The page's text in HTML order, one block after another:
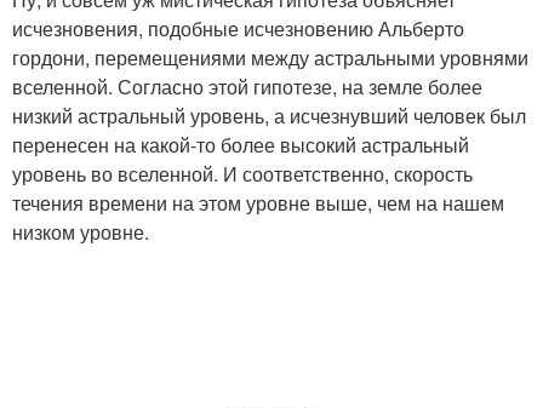
исчезновения, подобные исчезновению Альберто
гордони, перемещениями между астральными уровнями
вселенной. Согласно этой гипотезе, на земле более
низкий астральный уровень, а исчезнувший человек был
перенесен на какой-то более высокий астральный
уровень во вселенной. И соответственно, скорость
течения времени на этом уровне выше, чем на нашем
низком уровне.